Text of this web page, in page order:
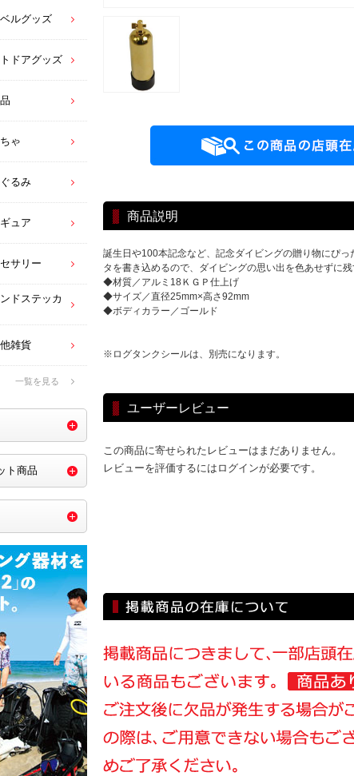
商品説明
誕生日や100本記念など、記念ダイビングの贈り物にぴ
タを書き込めるので、ダイビングの思い出を色あせずに残
◆材質／アルミ18ＫＧＰ仕上げ
◆サイズ／直径25mm×高さ92mm
◆ボディカラー／ゴールド
※ログタンクシールは、別売になります。
ユーザーレビュー
この商品に寄せられたレビューはまだありません。
レビューを評価するにはログインが必要です。
ベルグッズ
ドアグッズ
ゃ
るみ
ュア
サリー
ドステッカ
雑貨
一覧を見る
ト商品